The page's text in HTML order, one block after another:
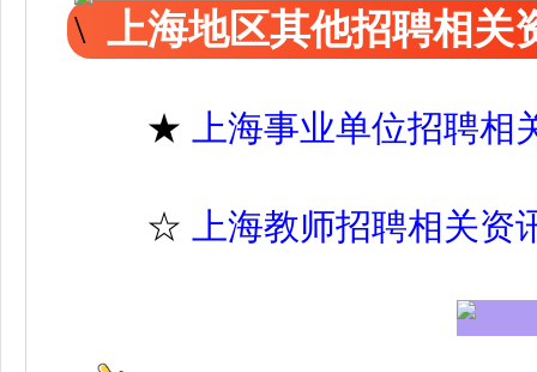
上海地区其他招聘相关
★ 上海事业单位招聘相
☆ 上海教师招聘相关资